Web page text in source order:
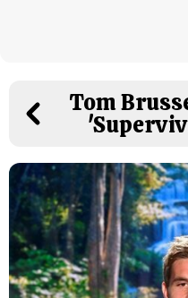
Tom